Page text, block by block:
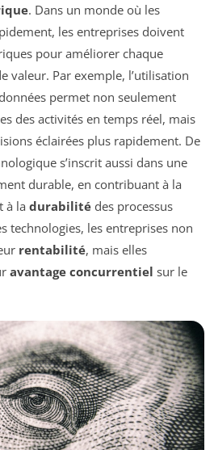
. Dans un monde où les
les entreprises doivent
pour améliorer chaque
valeur. Par exemple, l’utilisation
permet non seulement
des activités en temps réel, mais
éclairées plus rapidement. De
s’inscrit aussi dans une
durable, en contribuant à la
à la durabilité des processus
technologies, les entreprises non
rentabilité, mais elles
avantage concurrentiel sur le